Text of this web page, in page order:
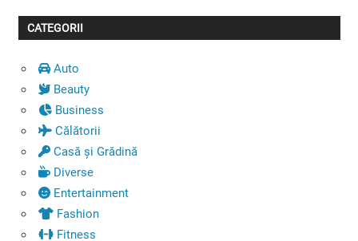
CATEGORII
Auto
Beauty
Business
Călătorii
Casă și Grădină
Diverse
Entertainment
Fashion
Fitness